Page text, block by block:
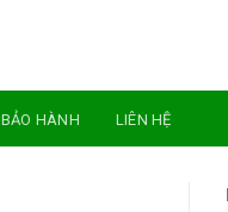
BẢO HÀNH LIÊN HỆ